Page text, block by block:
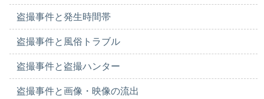
盗撮事件と発生時間帯
盗撮事件と風俗トラブル
盗撮事件と盗撮ハンター
盗撮事件と画像・映像の流出